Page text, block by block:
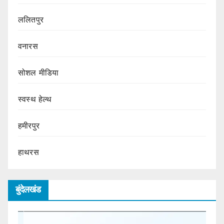
ललितपुर
वनारस
सोशल मीडिया
स्वस्थ हेल्थ
हमीरपुर
हाथरस
बुंदेलखंड